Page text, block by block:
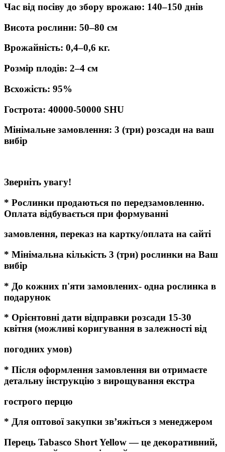
Час від посіву до збору врожаю: 140–150 днів
Висота рослини: 50–80 см
Врожайність: 0,4–0,6 кг.
Розмір плодів: 2–4 см
Всхожість: 95%
Гострота: 40000-50000 SHU
Мінімальне замовлення: 3 (три) розсади на ваш
вибір
Зверніть увагу!
* Рослинки продаються по передзамовленню.
Оплата відбувається при формуванні
замовлення, переказ на картку/оплата на сайті
* Мінімальна кількість 3 (три) рослинки на Ваш
вибір
* До кожних п'яти замовлених- одна рослинка в
подарунок
* Орієнтовні дати відправки розсади 15-30
квітня (можливі коригування в залежності від
погодних умов)
* Після оформлення замовлення ви отримаєте
детальну інструкцію з вирощування екстра
гострого перцю
* Для оптової закупки зв’яжіться з менеджером
Перець Tabasco Short Yellow — це декоративний,